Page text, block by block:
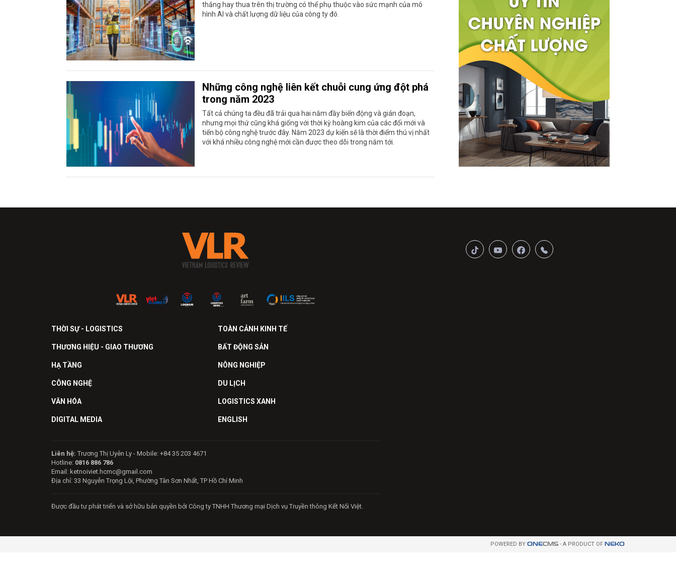
thắng hay thua trên thị trường có thể phụ thuộc vào sức mạnh của mô
hình AI và chất lượng dữ liệu của công ty đó.
Những công nghệ liên kết chuỗi cung ứng đột phá
trong năm 2023
Tất cả chúng ta đều đã trải qua hai năm đầy biến động và gián đoạn,
nhưng mọi thứ cũng khá giống với thời kỳ hoàng kim của các đổi mới và
tiến bộ công nghệ trước đây. Năm 2023 dự kiến sẽ là thời điểm thú vị nhất
với khá nhiều công nghệ mới cần được theo dõi trong năm tới.
THỜI SỰ - LOGISTICS TOÀN CẢNH KINH TẾ
THƯƠNG HIỆU - GIAO THƯƠNG BẤT ĐỘNG SẢN
HẠ TẦNG NÔNG NGHIỆP
CÔNG NGHỆ DU LỊCH
VĂN HÓA LOGISTICS XANH
DIGITAL MEDIA ENGLISH
Liên hệ: Trương Thị Uyên Ly - Mobile: +84 35 203 4671
Hotline: 0816 886 786
Email: ketnoiviet.hcmc@gmail.com
Địa chỉ: 33 Nguyễn Trọng Lội, Phường Tân Sơn Nhất, TP Hồ Chí Minh
Được đầu tư phát triển và sở hữu bản quyền bởi Công ty TNHH Thương mại Dịch vụ Truyền thông Kết Nối Việt.
POWERED BY ONECMS - A PRODUCT OF NEKO